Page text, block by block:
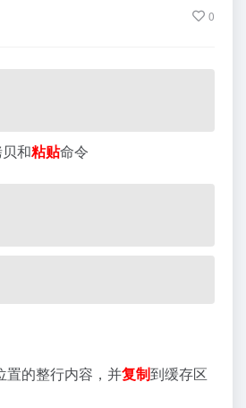
0
和粘贴命令
置的整行内容，并复制到缓存区